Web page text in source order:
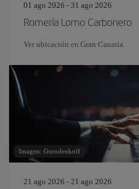
01 ago 2026 - 31 ago 2026
Romería Lomo Carbonero
Ver ubicación en Gran Canaria
Imagen: Gorodenkoff
21 ago 2026 - 21 ago 2026